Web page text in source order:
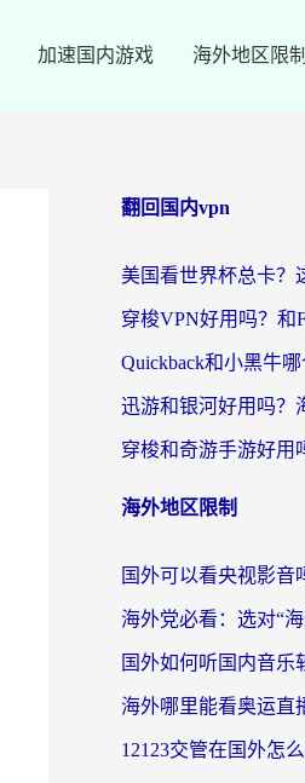
加速国内游戏 海外地区限制
翻回国内vpn
海外地区限制